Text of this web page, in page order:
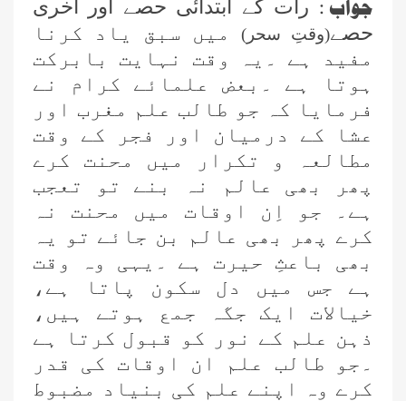
جواب : رات کے ابتدائی حصے اور آخری
حصے(وقتِ سحر)میں سبق یاد کرنا
مفید ہے ۔یہ وقت نہایت بابرکت
ہوتا ہے ۔بعض علمائے کرام نے
فرمایا کہ جو طالب علم مغرب اور
عشا کے درمیان اور فجر کے وقت
مطالعہ و تکرار میں محنت کرے
پھر بھی عالم نہ بنے تو تعجب
ہے۔ جو اِن اوقات میں محنت نہ
کرے پھر بھی عالم بن جائے تو یہ
بھی باعثِ حیرت ہے ۔یہی وہ وقت
ہے جس میں دل سکون پاتا ہے،
خیالات ایک جگہ جمع ہوتے ہیں،
ذہن علم کے نور کو قبول کرتا ہے
۔جو طالب علم ان اوقات کی قدر
کرے وہ اپنے علم کی بنیاد مضبوط